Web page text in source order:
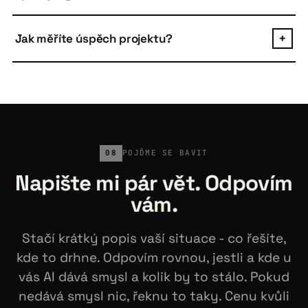
source frameworks), takže ho převezme jakýkoliv
měsících lze ukončit kdykoliv.
Jak měříte úspěch projektu? +
08 POJĎME SE BAVIT
Napište mi pár vět. Odpovím
vám.
Stačí krátký popis vaší situace - co řešíte,
kde to drhne. Odpovím rovnou, jestli a kde u
vás AI dává smysl a kolik by to stálo. Pokud
nedává smysl nic, řeknu to taky. Cenu kvůli